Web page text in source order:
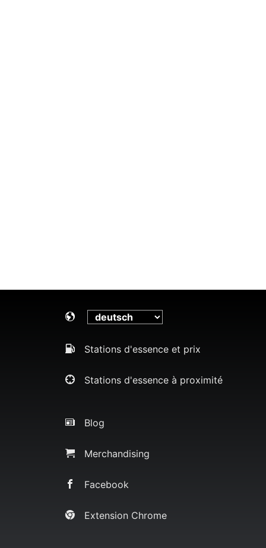
Stations d'essence et prix
Stations d'essence à proximité
Blog
Merchandising
Facebook
Extension Chrome